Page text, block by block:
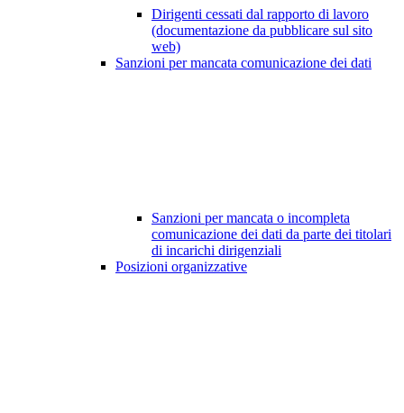
Dirigenti cessati dal rapporto di lavoro
(documentazione da pubblicare sul sito
web)
Sanzioni per mancata comunicazione dei dati
Sanzioni per mancata o incompleta
comunicazione dei dati da parte dei titolari
di incarichi dirigenziali
Posizioni organizzative